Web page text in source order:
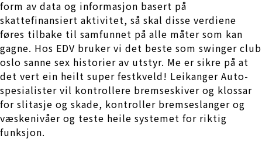
form av data og informasjon basert på
skattefinansiert aktivitet, så skal disse verdiene
føres tilbake til samfunnet på alle måter som kan
gagne. Hos EDV bruker vi det beste som swinger club
oslo sanne sex historier av utstyr. Me er sikre på at
det vert ein heilt super festkveld! Leikanger Auto-
spesialister vil kontrollere bremseskiver og klossar
for slitasje og skade, kontroller bremseslanger og
væskenivåer og teste heile systemet for riktig
funksjon.